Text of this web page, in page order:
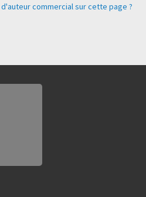
d'auteur commercial sur cette page ?